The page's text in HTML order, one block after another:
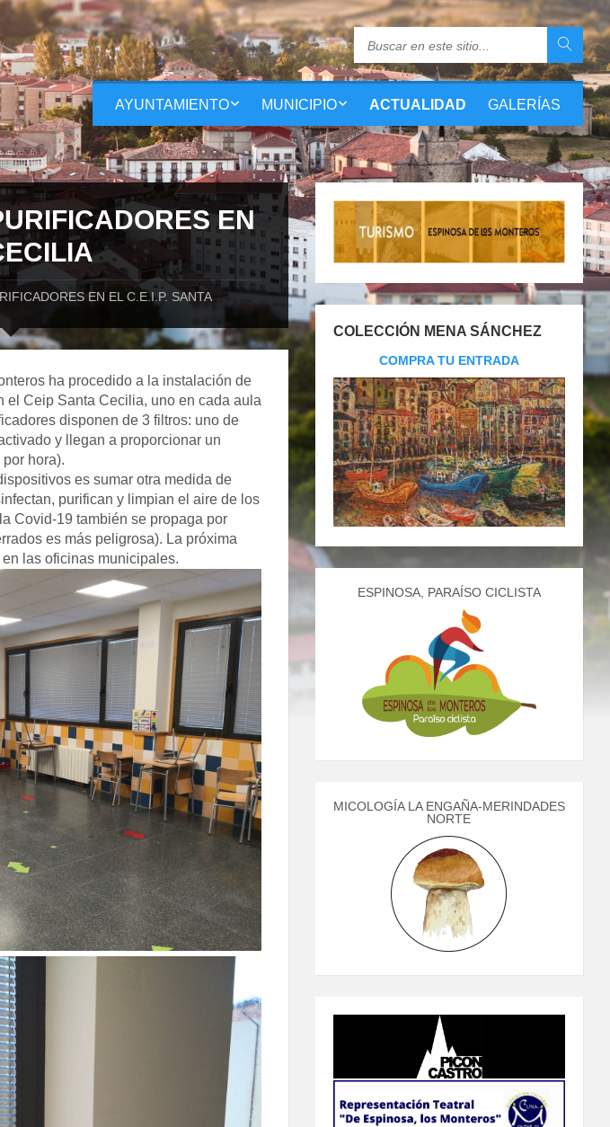
AYUNTAMIENTO MUNICIPIO ACTUALIDAD GALERÍAS
EN
EN EL C.E.I.P. SANTA
ha procedido a la instalación de
el Ceip Santa Cecilia, uno en cada aula
disponen de 3 filtros: uno de
y llegan a proporcionar un
hora).
es sumar otra medida de
purifican y limpian el aire de los
Covid-19 también se propaga por
es más peligrosa). La próxima
las oficinas municipales.
COLECCIÓN MENA SÁNCHEZ
COMPRA TU ENTRADA
ESPINOSA, PARAÍSO CICLISTA
MICOLOGÍA LA ENGAÑA-MERINDADES
NORTE